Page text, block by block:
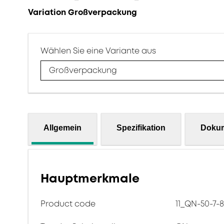
Variation Großverpackung
Wählen Sie eine Variante aus
Großverpackung
Allgemein Spezifikation
Hauptmerkmale
Product code 11_QN-50-7-